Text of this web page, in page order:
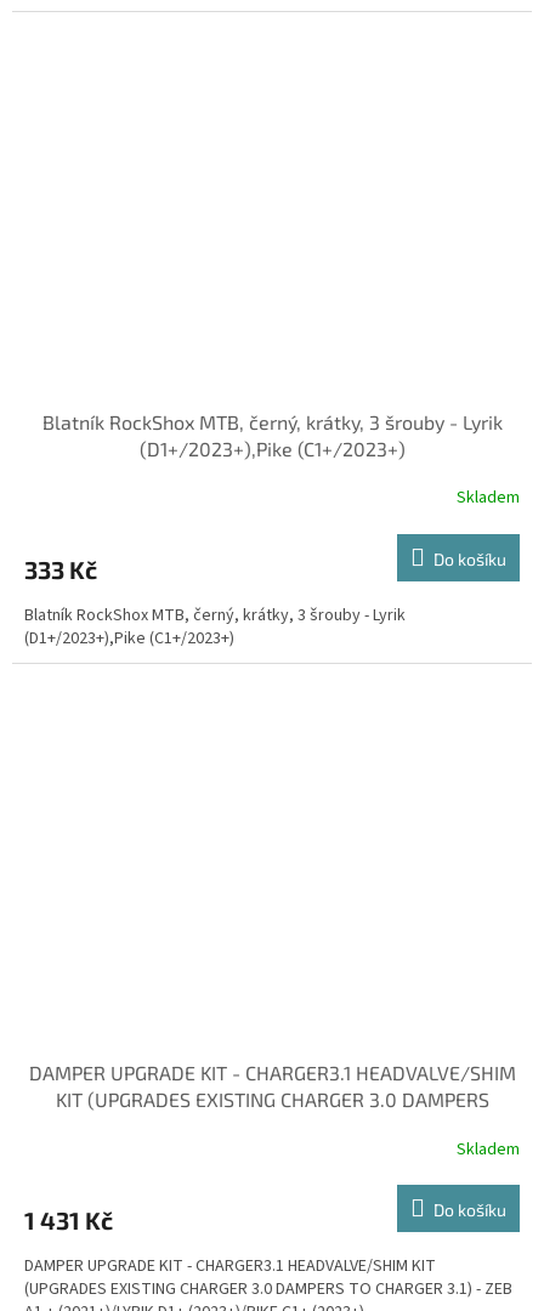
Blatník RockShox MTB, černý, krátky, 3 šrouby - Lyrik
(D1+/2023+),Pike (C1+/2023+)
Skladem
333 Kč Do košíku
Blatník RockShox MTB, černý, krátky, 3 šrouby - Lyrik
(D1+/2023+),Pike (C1+/2023+)
DAMPER UPGRADE KIT - CHARGER3.1 HEADVALVE/SHIM
KIT (UPGRADES EXISTING CHARGER 3.0 DAMPERS
Skladem
1 431 Kč Do košíku
DAMPER UPGRADE KIT - CHARGER3.1 HEADVALVE/SHIM KIT
(UPGRADES EXISTING CHARGER 3.0 DAMPERS TO CHARGER 3.1) - ZEB